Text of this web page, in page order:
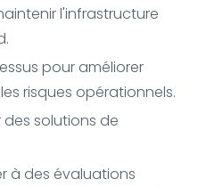
l'infrastructure
pour améliorer
risques opérationnels.
solutions de
à des évaluations